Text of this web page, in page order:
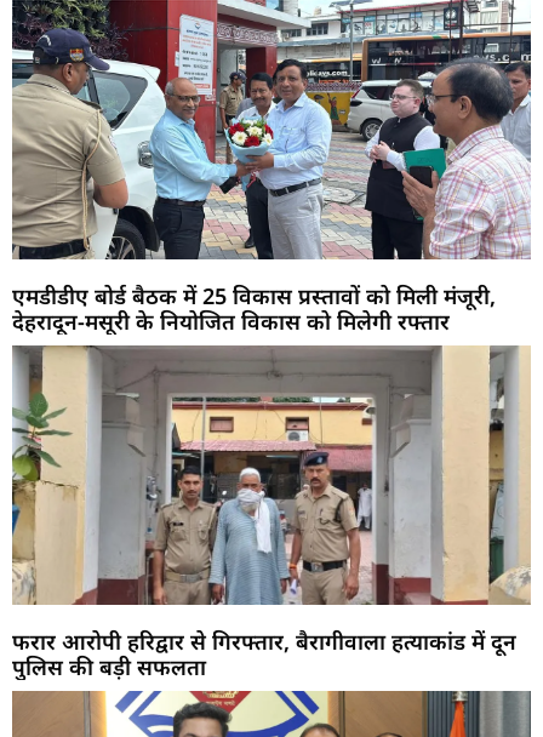
एमडीडीए बोर्ड बैठक में 25 विकास प्रस्तावों को मिली मंजूरी,
देहरादून-मसूरी के नियोजित विकास को मिलेगी रफ्तार
फरार आरोपी हरिद्वार से गिरफ्तार, बैरागीवाला हत्याकांड में दून
पुलिस की बड़ी सफलता